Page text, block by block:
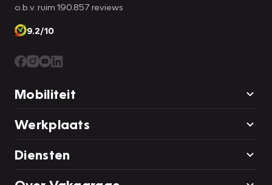
o.b.v. ruim 190.857 reviews
9.2/10
Mobiliteit
Werkplaats
Diensten